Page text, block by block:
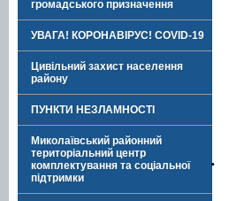
громадського призначення
УВАГА! КОРОНАВІРУС! COVID-19
Цивільний захист населення
району
ПУНКТИ НЕЗЛАМНОСТІ
Миколаївський районний
територіальний центр
комплектування та соціальної
підтримки
·